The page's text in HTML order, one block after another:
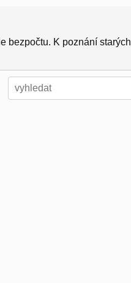
bezpočtu. K poznání starých